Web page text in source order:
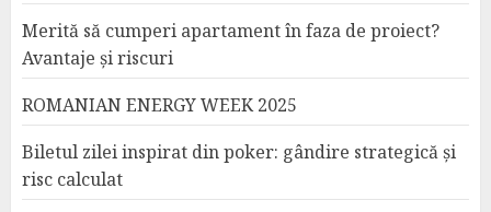
Merită să cumperi apartament în faza de proiect?
Avantaje și riscuri
ROMANIAN ENERGY WEEK 2025
Biletul zilei inspirat din poker: gândire strategică și
risc calculat